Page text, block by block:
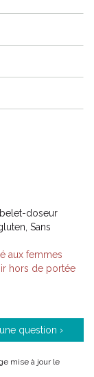
doseur
Sans
aux femmes
hors de portée
question ›
mise à jour le